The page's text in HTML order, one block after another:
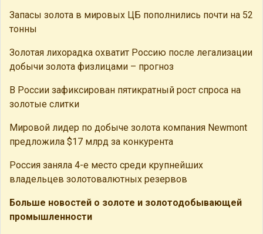
Запасы золота в мировых ЦБ пополнились почти на 52
тонны
Золотая лихорадка охватит Россию после легализации
добычи золота физлицами – прогноз
В России зафиксирован пятикратный рост спроса на
золотые слитки
Мировой лидер по добыче золота компания Newmont
предложила $17 млрд за конкурента
Россия заняла 4-е место среди крупнейших
владельцев золотовалютных резервов
Больше новостей о золоте и золотодобывающей
промышленности